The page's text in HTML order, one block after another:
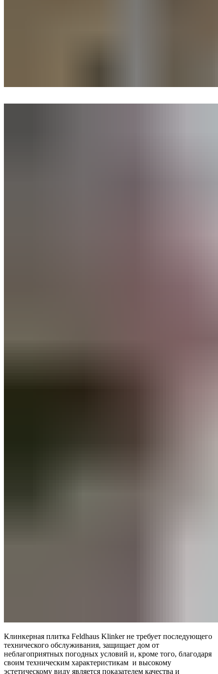
Клинкерная плитка Feldhaus Klinker не требует последующего
технического обслуживания, защищает дом от
неблагоприятных погодных условий и, кроме того, благодаря
своим техническим характеристикам и высокому
эстетическому виду является показателем качества и